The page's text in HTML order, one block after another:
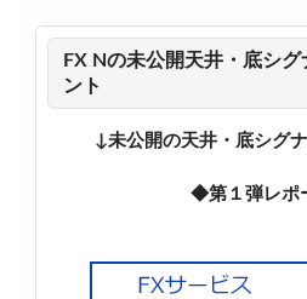
FX Nの未公開天井・底シ
ント
↓未公開の天井・底シグ
◆第１弾レポ